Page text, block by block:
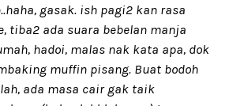
gasak. ish pagi2 kan rasa
tiba2 ada suara bebelan manja
hadoi, malas nak kata apa, dok
muffin pisang. Buat bodoh
ada masa cair gak taik